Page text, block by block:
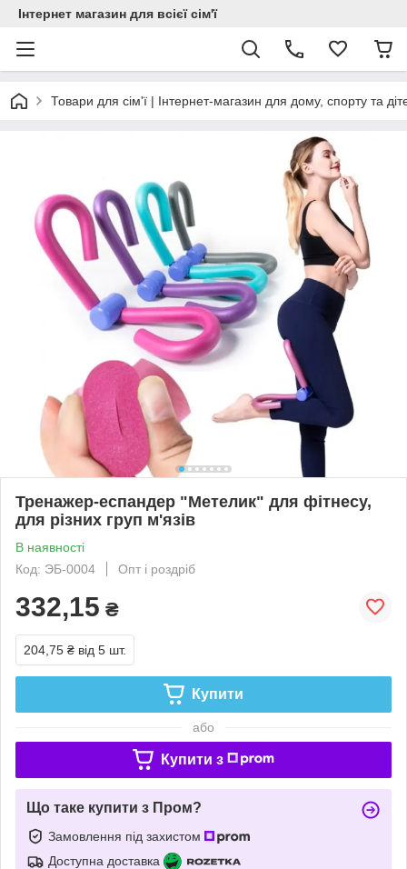
Інтернет магазин для всієї сім'ї
Товари для сім'ї | Інтернет-магазин для дому, спорту та
Тренажер-еспандер "Метелик" для фітнесу,
для різних груп м'язів
В наявності
Код: ЭБ-0004
Опт і роздріб
332,15 ₴
204,75 ₴ від 5 шт.
Купити
або
Купити з
Що таке купити з Пром?
Замовлення під захистом
Доступна доставка